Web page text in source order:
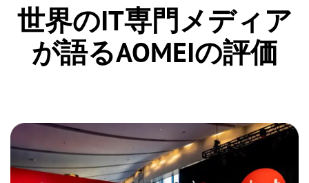
世界のIT専門メディア
が語るAOMEIの評価